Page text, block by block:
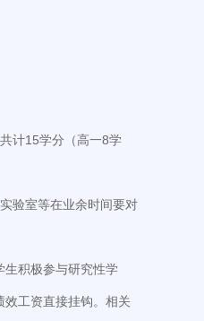
计15学分（高一8学
验室等在业余时间要对
生积极参与研究性学
工资直接挂钩。相关